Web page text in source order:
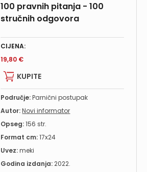
100 pravnih pitanja - 100
stručnih odgovora
CIJENA:
19,80 €
KUPITE
Područje:Parnični postupak
Autor:Novi informator
Opseg:156 str.
Format cm:17x24
Uvez:meki
Godina izdanja:2022.